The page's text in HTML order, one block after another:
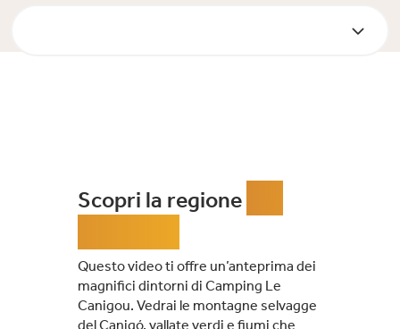
Scopri la regione
Questo video ti offre un’anteprima dei
magnifici dintorni di Camping Le
Canigou. Vedrai le montagne selvagge
del Canigó, vallate verdi e fiumi che